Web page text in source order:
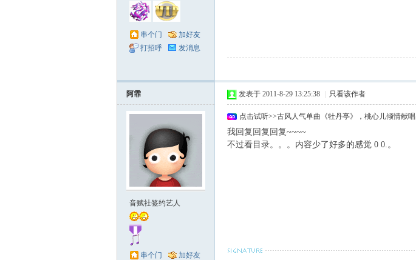
串个门
加好友
打招呼
发消息
阿霏
音赋社签约艺人
串个门
加好友
发表于 2011-8-29 13:25:38 只看该作者
点击试听>>古风人气单曲《牡丹亭》，桃心儿倾情献唱
我回复回复回复~~~~
不过看目录。。。内容少了好多的感觉 0 0.。